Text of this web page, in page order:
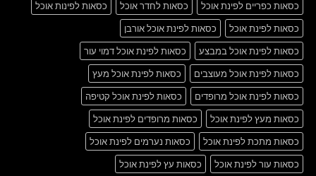
כסאות כפריים לפינת אוכל
כסאות לחדר אוכל
כסאות לפינות אוכל
כסאות לפינת אוכל
כסאות לפינת אוכל אורבן
כסאות לפינת אוכל במבצע
כסאות לפינת אוכל דמוי עור
כסאות לפינת אוכל מעוצבים
כסאות לפינת אוכל מעץ
כסאות לפינת אוכל מרופדים
כסאות לפינת אוכל קטיפה
כסאות מעץ לפינת אוכל
כסאות מרופדים לפינת אוכל
כסאות מתכת לפינת אוכל
כסאות נערמים לפינת אוכל
כסאות עור לפינת אוכל
כסאות עץ לפינת אוכל